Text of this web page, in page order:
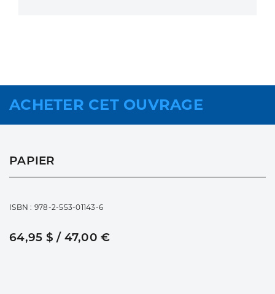
ACHETER CET OUVRAGE
PAPIER
ISBN : 978-2-553-01143-6
64,95 $ / 47,00 €